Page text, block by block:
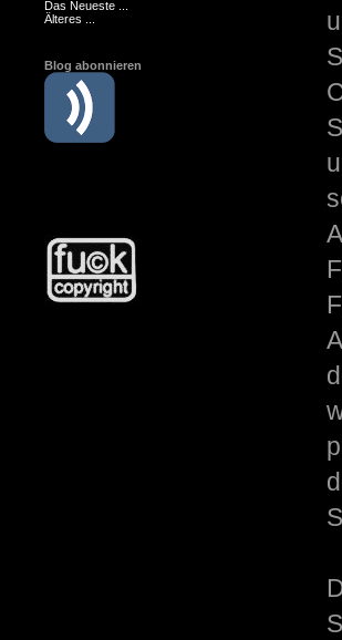
Das Neueste ...
Älteres ...
Blog abonnieren